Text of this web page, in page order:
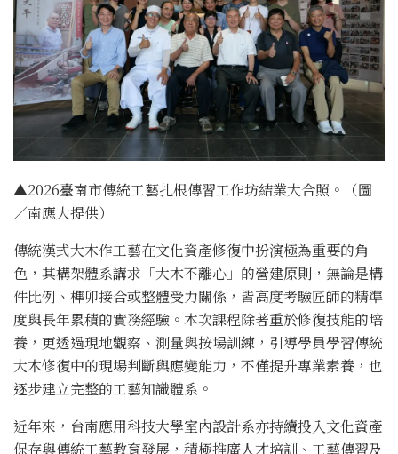
▲2026臺南市傳統工藝扎根傳習工作坊結業大合照。（圖
／南應大提供）
傳統漢式大木作工藝在文化資產修復中扮演極為重要的角
色， 其構架體系講求「大木不離心」的營建原則，無論是構
件比例、 榫卯接合或整體受力關係， 皆高度考驗匠師的精準
度與長年累積的實務經驗。 本次課程除著重於修復技能的培
養，更透過現地觀察、 測量與按場訓練， 引導學員學習傳統
大木修復中的現場判斷與應變能力， 不僅提升專業素養，也
逐步建立完整的工藝知識體系。
近年來， 台南應用科技大學室內設計系亦持續投入文化資產
保存與傳統工藝教育發展，積極推廣人才培訓、工藝傳習及